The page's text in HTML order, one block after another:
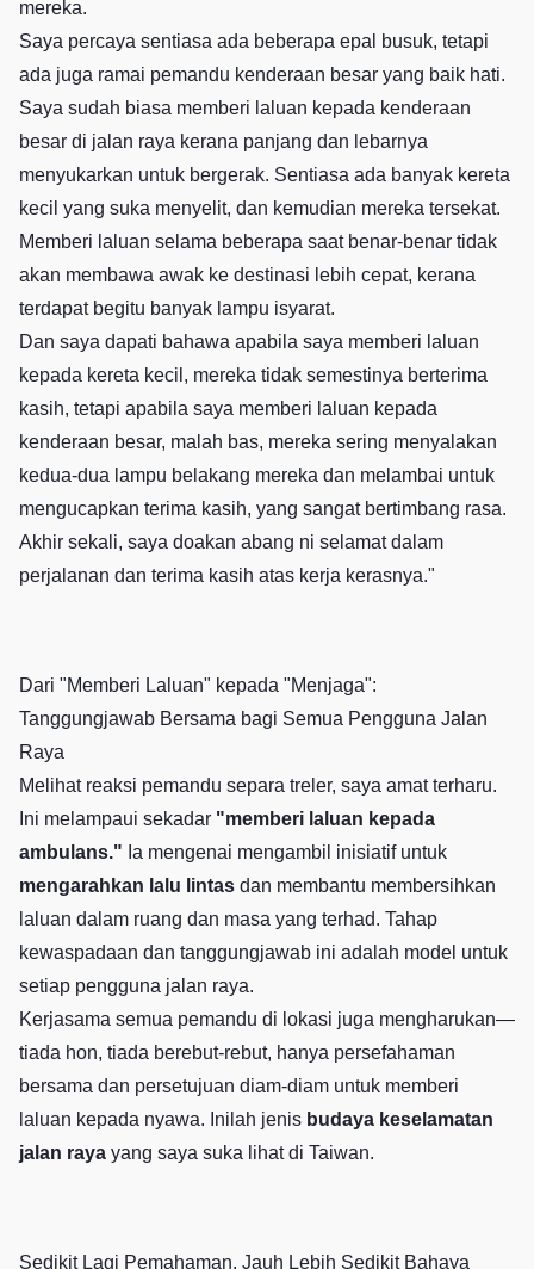
mereka.
Saya percaya sentiasa ada beberapa epal busuk, tetapi
ada juga ramai pemandu kenderaan besar yang baik hati.
Saya sudah biasa memberi laluan kepada kenderaan
besar di jalan raya kerana panjang dan lebarnya
menyukarkan untuk bergerak. Sentiasa ada banyak kereta
kecil yang suka menyelit, dan kemudian mereka tersekat.
Memberi laluan selama beberapa saat benar-benar tidak
akan membawa awak ke destinasi lebih cepat, kerana
terdapat begitu banyak lampu isyarat.
Dan saya dapati bahawa apabila saya memberi laluan
kepada kereta kecil, mereka tidak semestinya berterima
kasih, tetapi apabila saya memberi laluan kepada
kenderaan besar, malah bas, mereka sering menyalakan
kedua-dua lampu belakang mereka dan melambai untuk
mengucapkan terima kasih, yang sangat bertimbang rasa.
Akhir sekali, saya doakan abang ni selamat dalam
perjalanan dan terima kasih atas kerja kerasnya."
Dari "Memberi Laluan" kepada "Menjaga":
Tanggungjawab Bersama bagi Semua Pengguna Jalan
Raya
Melihat reaksi pemandu separa treler, saya amat terharu.
Ini melampaui sekadar "memberi laluan kepada
ambulans." Ia mengenai mengambil inisiatif untuk
mengarahkan lalu lintas dan membantu membersihkan
laluan dalam ruang dan masa yang terhad. Tahap
kewaspadaan dan tanggungjawab ini adalah model untuk
setiap pengguna jalan raya.
Kerjasama semua pemandu di lokasi juga mengharukan—
tiada hon, tiada berebut-rebut, hanya persefahaman
bersama dan persetujuan diam-diam untuk memberi
laluan kepada nyawa. Inilah jenis budaya keselamatan
jalan raya yang saya suka lihat di Taiwan.
Sedikit Lagi Pemahaman, Jauh Lebih Sedikit Bahaya